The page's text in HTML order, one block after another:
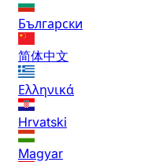
Български
简体中文
Ελληνικά
Hrvatski
Magyar